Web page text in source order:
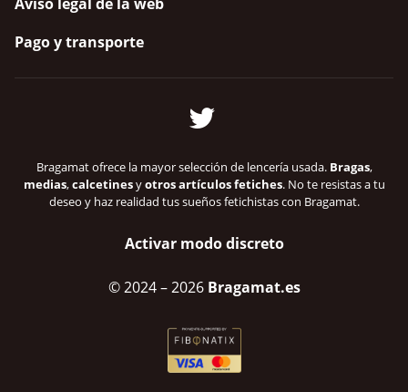
Pago y transporte
Bragamat ofrece la mayor selección de lencería usada. Bragas,
medias,calcetinesyotros artículos fetiches. No te resistas a tu
deseo y haz realidad tus sueños fetichistas con Bragamat.
Activar modo discreto
© 2024– 2026 Bragamat.es